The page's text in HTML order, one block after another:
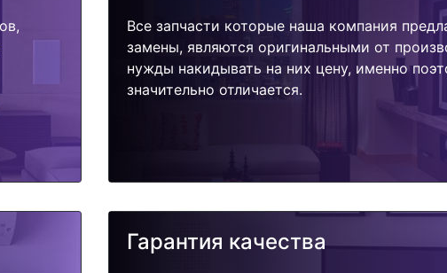
Все запчасти которые наша компания
замены, являются оригинальными от
нужды накидывать на них цену, именно
значительно отличается.
Гарантия качества